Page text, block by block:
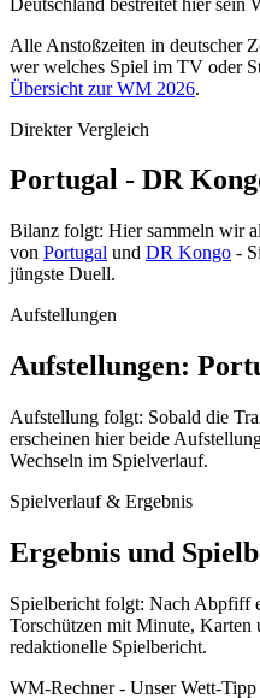
Alle Anstoßzeiten in deutscher
wer welches Spiel im TV oder
Übersicht zur WM 2026.
Direkter Vergleich
Portugal - DR
Bilanz folgt: Hier sammeln wir
von Portugal und DR Kongo -
jüngste Duell.
Aufstellungen
Aufstellungen:
Aufstellung folgt: Sobald die
erscheinen hier beide
Wechseln im Spielverlauf.
Spielverlauf & Ergebnis
Ergebnis und
Spielbericht folgt: Nach Abpfiff
Torschützen mit Minute, Karten
redaktionelle Spielbericht.
WM-Rechner - Unser Wett-Tipp